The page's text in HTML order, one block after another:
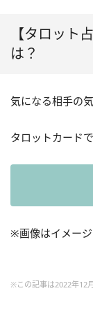
【タロット
は？
気になる相手の
タロットカード
※画像はイメー
※この記事は2022年12